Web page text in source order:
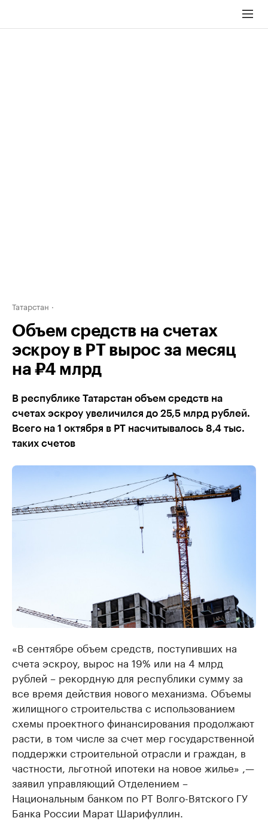
Татарстан
Объем средств на счетах
эскроу в РТ вырос за месяц
на ₽4 млрд
В республике Татарстан объем средств на
счетах эскроу увеличился до 25,5 млрд рублей.
Всего на 1 октября в РТ насчитывалось 8,4 тыс.
таких счетов
«В сентябре объем средств, поступивших на
счета эскроу, вырос на 19% или на 4 млрд
рублей – рекордную для республики сумму за
все время действия нового механизма. Объемы
жилищного строительства с использованием
схемы проектного финансирования продолжают
расти, в том числе за счет мер государственной
поддержки строительной отрасли и граждан, в
частности, льготной ипотеки на новое жилье» ,—
заявил управляющий Отделением –
Национальным банком по РТ Волго-Вятского ГУ
Банка России Марат Шарифуллин.